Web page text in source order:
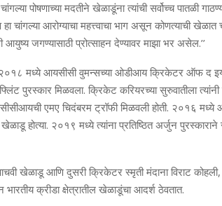
पोषणाच्या मदतीने खेळाडूंना त्यांची सर्वोच्च पातळी
चांगल्या आरोग्याचा महत्त्वाचा भाग असून कोणत्याची खेळात
जगण्यासाठी प्रोत्साहन देण्यावर माझा भर असेल.’’
२०१८ मध्ये आयसीसी वुमन्सच्या ओडीआय क्रिकेटर ऑफ द
पुरस्कार मिळवला. क्रिकेट करियरच्या सुरुवातीला
एमए चिदंबरम ट्रॉफी मिळवली होती. २०१६ मध्ये
होत्या. २०१९ मध्ये त्यांना प्रतिष्ठित अर्जुन पुरस्काराने
खेळाडू आणि दुसरी क्रिकेटर स्मृती मंदाना विराट
क्रीडा क्षेत्रातील खेळाडूंचा आदर्श ठेवतात.